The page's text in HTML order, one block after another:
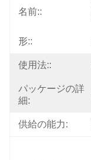
名前::
形::
使用法::
パッケージの詳
細:
供給の能力: